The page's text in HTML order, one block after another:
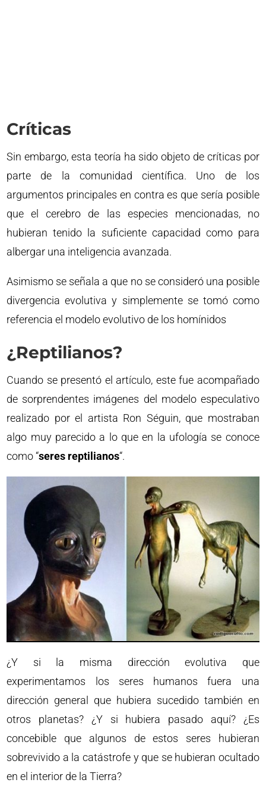
Críticas
Sin embargo, esta teoría ha sido objeto de críticas por
parte de la comunidad científica. Uno de los
argumentos principales en contra es que sería posible
que el cerebro de las especies mencionadas, no
hubieran tenido la suficiente capacidad como para
albergar una inteligencia avanzada.
Asimismo se señala a que no se consideró una posible
divergencia evolutiva y simplemente se tomó como
referencia el modelo evolutivo de los homínidos
¿Reptilianos?
Cuando se presentó el artículo, este fue acompañado
de sorprendentes imágenes del modelo especulativo
realizado por el artista Ron Séguin, que mostraban
algo muy parecido a lo que en la ufología se conoce
como “seres reptilianos“.
¿Y si la misma dirección evolutiva que
experimentamos los seres humanos fuera una
dirección general que hubiera sucedido también en
otros planetas? ¿Y si hubiera pasado aquí? ¿Es
concebible que algunos de estos seres hubieran
sobrevivido a la catástrofe y que se hubieran ocultado
en el interior de la Tierra?